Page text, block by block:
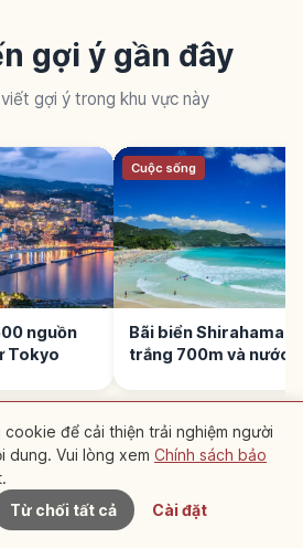
gợi ý gần đây
gợi ý trong khu vực này
nguồn
Tokyo
Cuộc sống
Bãi biển Shirahama
trắng 700m và nước
ăn
Gần đây
để cải thiện trải nghiệm người
dung. Vui lòng xem Chính sách bảo
Từ chối tất cả Cài đặt